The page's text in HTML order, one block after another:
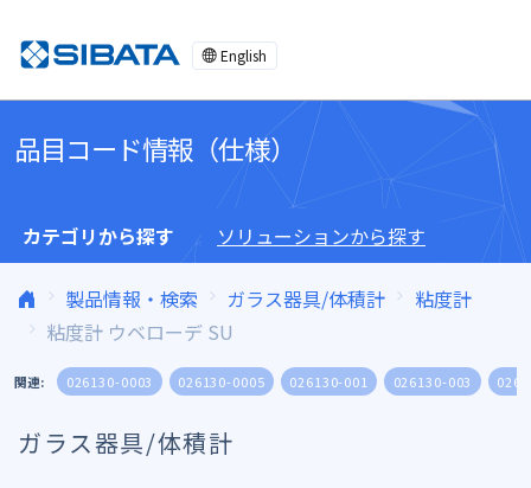
English
品目コード情報（仕様）
カテゴリから探す ソリューションから探す
製品情報・検索 ガラス器具/体積計
粘度計
粘度計 ウベローデ SU
関連: 026130-0003 026130-0005 026130-001 026130-003
ガラス器具/体積計